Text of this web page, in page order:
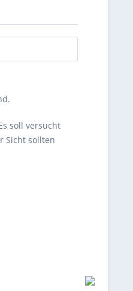
soll versucht
Sicht sollten